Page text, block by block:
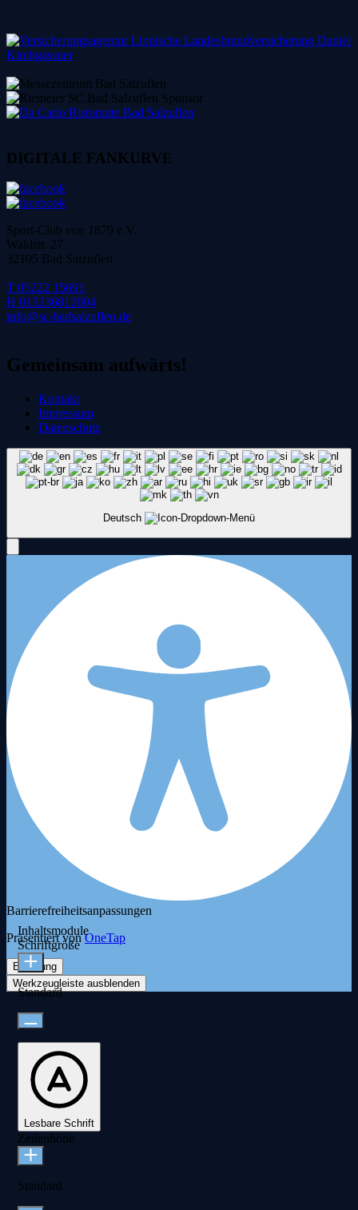
DIGITALE FANKURVE
Sport-Club von 1879 e.V.
Waldstr. 27
32105 Bad Salzuflen
T 05222 15691
H 015236812004
info@sc-badsalzuflen.de
Gemeinsam aufwärts!
Kontakt
Impressum
Datenschutz
Deutsch
Barrierefreiheitsanpassungen
Präsentiert vonOneTap
Erklärung
Werkzeugleiste ausblenden
Inhaltsmodule
Schriftgröße
Standard
Lesbare Schrift
Zeilenhöhe
Standard